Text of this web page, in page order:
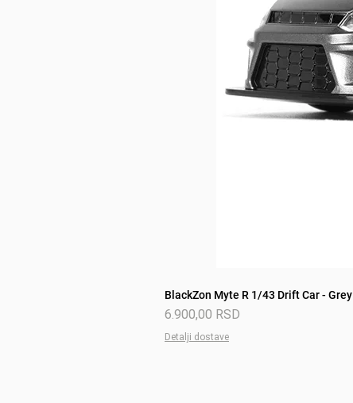
BlackZon Myte R 1/43 Drift Car - Grey
Price
6.900,00 RSD
Detalji dostave